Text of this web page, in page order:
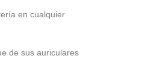
en cualquier
de sus auriculares